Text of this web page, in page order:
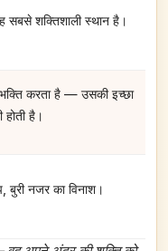
सबसे शक्तिशाली स्थान है।
भक्ति करता है — उसकी इच्छा
होती है।
बुरी नजर का विनाश।